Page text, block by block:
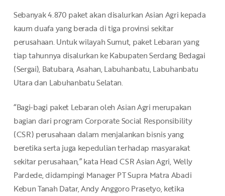
Sebanyak 4.870 paket akan disalurkan Asian Agri kepada
kaum duafa yang berada di tiga provinsi sekitar
perusahaan. Untuk wilayah Sumut, paket Lebaran yang
tiap tahunnya disalurkan ke Kabupaten Serdang Bedagai
(Sergai), Batubara, Asahan, Labuhanbatu, Labuhanbatu
Utara dan Labuhanbatu Selatan.
“Bagi-bagi paket Lebaran oleh Asian Agri merupakan
bagian dari program Corporate Social Responsibility
(CSR) perusahaan dalam menjalankan bisnis yang
beretika serta juga kepedulian terhadap masyarakat
sekitar perusahaan,” kata Head CSR Asian Agri, Welly
Pardede, didampingi Manager PT Supra Matra Abadi
Kebun Tanah Datar, Andy Anggoro Prasetyo, ketika